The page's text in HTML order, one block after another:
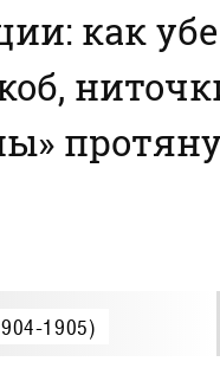
как
1905)